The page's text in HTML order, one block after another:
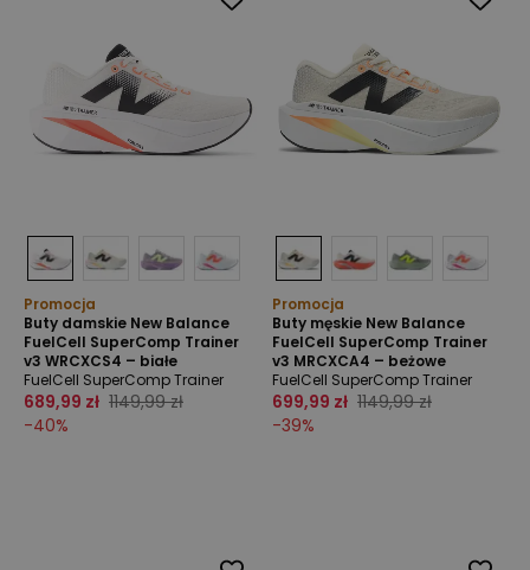
Promocja
Buty damskie New Balance
FuelCell SuperComp Trainer
v3 WRCXCS4 – białe
FuelCell SuperComp Trainer
689,99 zł 1149,99 zł
-40%
Promocja
Buty męskie New Balance
FuelCell SuperComp Trainer
v3 MRCXCA4 – beżowe
FuelCell SuperComp Trainer
699,99 zł 1149,99 zł
-39%